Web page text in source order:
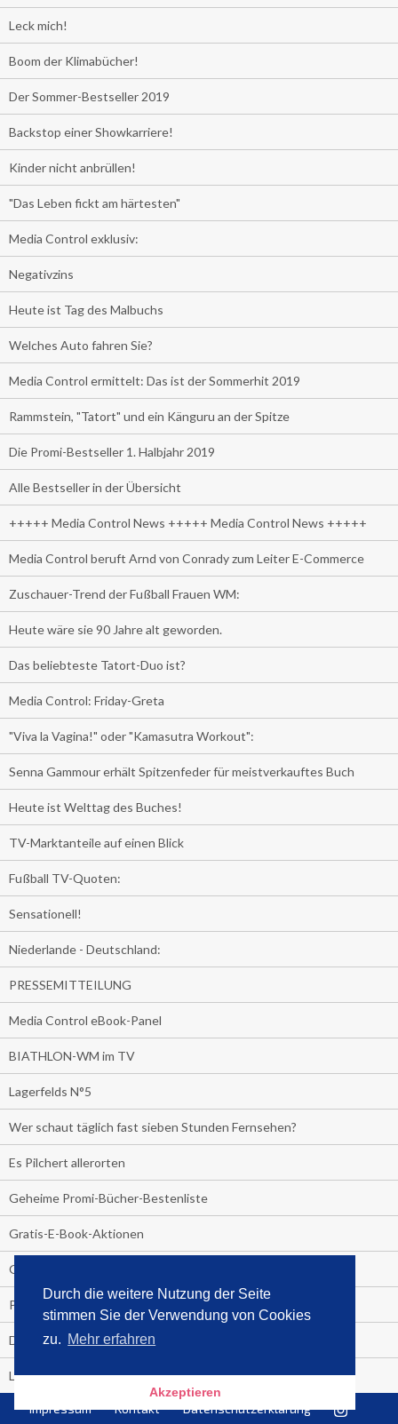
Durch die weitere Nutzung der Seite
stimmen Sie der Verwendung von Cookies
zu. Mehr erfahren
Akzeptieren
Leck mich!
Boom der Klimabücher!
Der Sommer-Bestseller 2019
Backstop einer Showkarriere!
Kinder nicht anbrüllen!
"Das Leben fickt am härtesten"
Media Control exklusiv:
Negativzins
Heute ist Tag des Malbuchs
Welches Auto fahren Sie?
Media Control ermittelt: Das ist der Sommerhit 2019
Rammstein, "Tatort" und ein Känguru an der Spitze
Die Promi-Bestseller 1. Halbjahr 2019
Alle Bestseller in der Übersicht
+++++ Media Control News +++++ Media Control News +++++
Media Control beruft Arnd von Conrady zum Leiter E-Commerce
Zuschauer-Trend der Fußball Frauen WM:
Heute wäre sie 90 Jahre alt geworden.
Das beliebteste Tatort-Duo ist?
Media Control: Friday-Greta
"Viva la Vagina!" oder "Kamasutra Workout":
Senna Gammour erhält Spitzenfeder für meistverkauftes Buch
Heute ist Welttag des Buches!
TV-Marktanteile auf einen Blick
Fußball TV-Quoten:
Sensationell!
Niederlande - Deutschland:
PRESSEMITTEILUNG
Media Control eBook-Panel
BIATHLON-WM im TV
Lagerfelds N°5
Wer schaut täglich fast sieben Stunden Fernsehen?
Es Pilchert allerorten
Geheime Promi-Bücher-Bestenliste
Gratis-E-Book-Aktionen
Gefahr fürs Dschungelcamp!
PRESSEMITTEILUNG
Deutschland im Handball-Fieber
Libri und Media Control verlängern Vertrag langfristig
Medienquiz:
Impressum Kontakt Datenschutzerklärung